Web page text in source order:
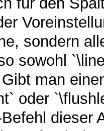
sondern
sowohl
man
oder
dieser